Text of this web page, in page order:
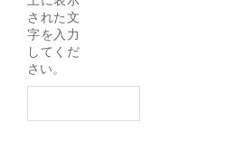
された文
字を入力
してくだ
さい。